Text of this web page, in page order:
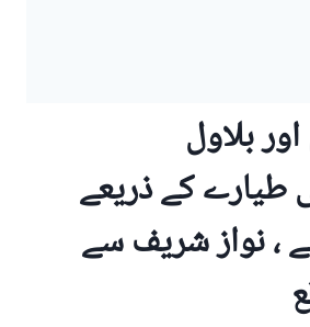
بلاول
کے ذریعے
، نواز شریف سے